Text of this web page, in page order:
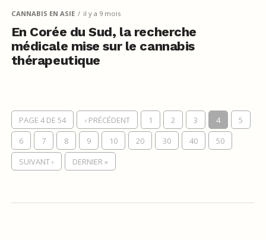
CANNABIS EN ASIE il y a 9 mois
En Corée du Sud, la recherche
médicale mise sur le cannabis
thérapeutique
PAGE 4 DE 54 ‹ PRÉCÉDENT 1 2 3 4
5
6
7 8 9 10 20 30 40
50
SUIVANT ›
DERNIER »